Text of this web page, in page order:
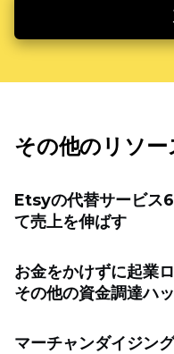
その他のリソー
Etsyの代替サービス
て売上を伸ばす
お金をかけずに起業
その他の資金調達ハッ
マーチャンダイジン